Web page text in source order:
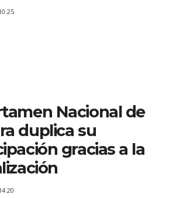
Nacional de
duplica su
gracias a la